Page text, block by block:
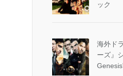
ック
海外ド
ーズ』